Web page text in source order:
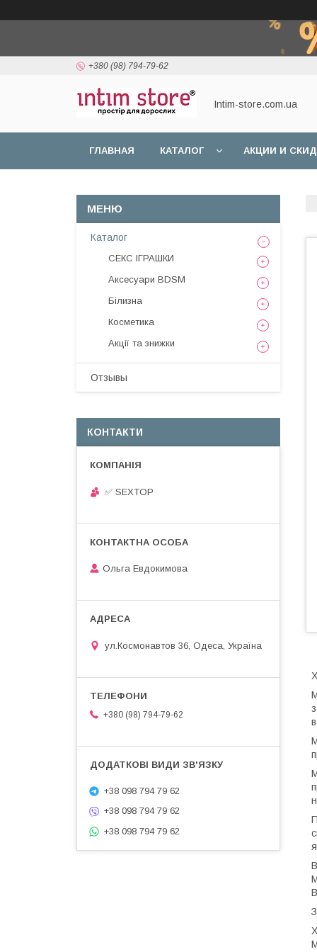
+380 (98) 794-79-62
Intim-store.com.ua
ГЛАВНАЯ КАТАЛОГ АКЦИИ И
Каталог
СЕКС ІГРАШКИ
Аксесуари BDSM
Білизна
Косметика
Акції та знижки
Отзывы
КОНТАКТИ
✅ SEXTOP
Ольга Евдокимова
ул.Космонавтов 36, Одеса, Україна
+380 (98) 794-79-62
+38 098 794 79 62
+38 098 794 79 62
+38 098 794 79 62